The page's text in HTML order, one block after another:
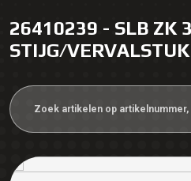
26410239 - SLB ZK
STIJG/